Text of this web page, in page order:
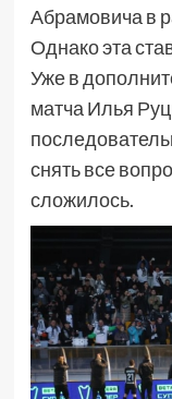
Абрамовича в
Однако эта
Уже в
матча Илья
снять все
сложилось.